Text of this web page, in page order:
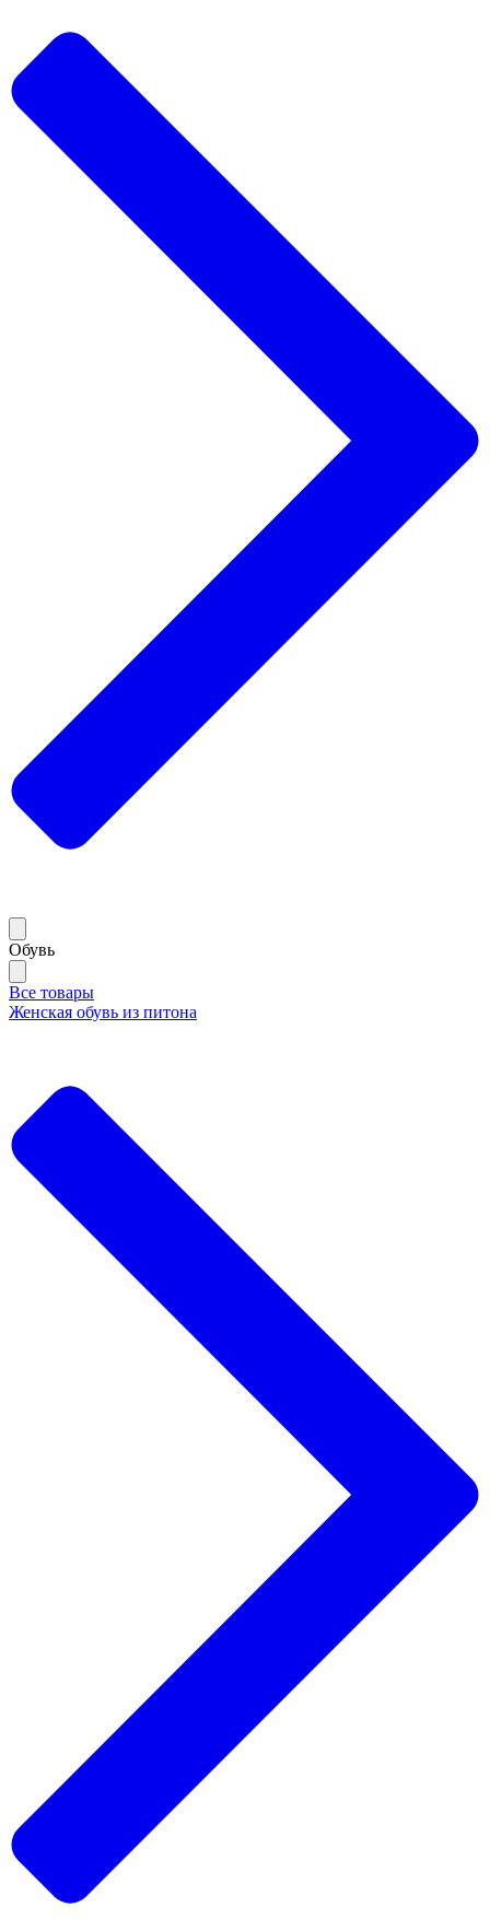
Обувь
Все товары
Женская обувь из питона